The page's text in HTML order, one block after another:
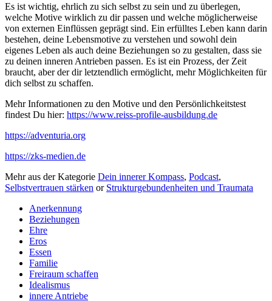
Es ist wichtig, ehrlich zu sich selbst zu sein und zu überlegen,
welche Motive wirklich zu dir passen und welche möglicherweise
von externen Einflüssen geprägt sind. Ein erfülltes Leben kann darin
bestehen, deine Lebensmotive zu verstehen und sowohl dein
eigenes Leben als auch deine Beziehungen so zu gestalten, dass sie
zu deinen inneren Antrieben passen. Es ist ein Prozess, der Zeit
braucht, aber der dir letztendlich ermöglicht, mehr Möglichkeiten für
dich selbst zu schaffen.
Mehr Informationen zu den Motive und den Persönlichkeitstest
findest Du hier: https://www.reiss-profile-ausbildung.de
https://adventuria.org
https://zks-medien.de
Mehr aus der Kategorie Dein innerer Kompass, Podcast,
Selbstvertrauen stärken or Strukturgebundenheiten und Traumata
Anerkennung
Beziehungen
Ehre
Eros
Essen
Familie
Freiraum schaffen
Idealismus
innere Antriebe